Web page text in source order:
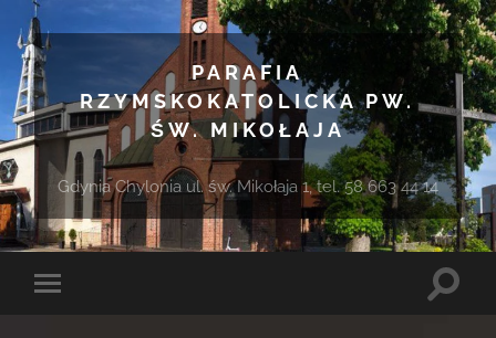
PARAFIA
RZYMSKOKATOLICKA PW.
ŚW. MIKOŁAJA
Gdynia Chylonia ul. św. Mikołaja 1, tel. 58 663 44 14
Toggle
Toggle